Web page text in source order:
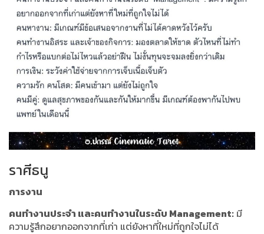
ราศีธนู
การงาน
คนทำงานประจำ และคนทำงานในระดับ Management: มี
ความรู้สึกอยากออกจากที่เก่า แต่ยังหาที่ใหม่ที่ถูกใจไม่ได้